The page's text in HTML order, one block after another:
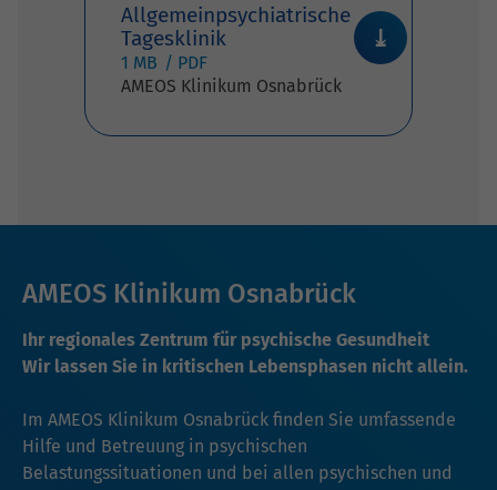
Allgemeinpsychiatrische
Tagesklinik
1 MB
AMEOS Klinikum Osnabrück
AMEOS Klinikum Osnabrück
Ihr regionales Zentrum für psychische Gesundheit
Wir lassen Sie in kritischen Lebensphasen nicht allein.
Im AMEOS Klinikum Osnabrück finden Sie umfassende
Hilfe und Betreuung in psychischen
Belastungssituationen und bei allen psychischen und